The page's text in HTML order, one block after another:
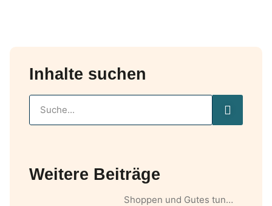
Inhalte suchen
Weitere Beiträge
Shoppen und Gutes tun…